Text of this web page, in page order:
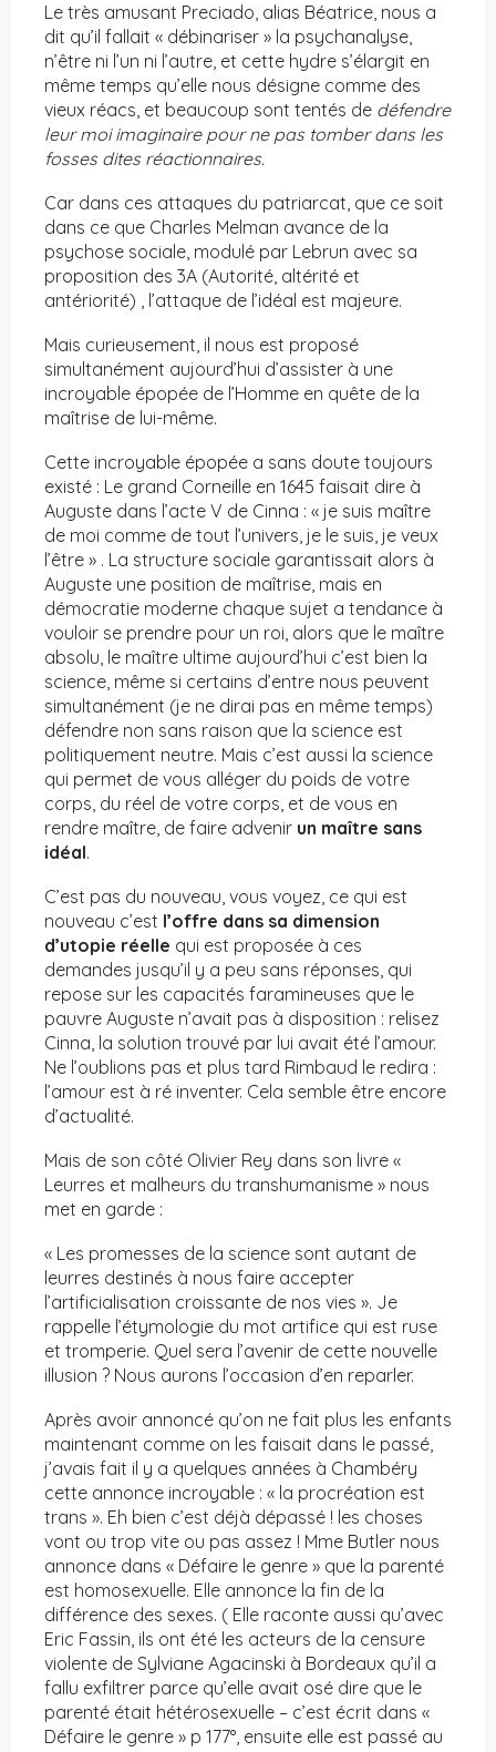
Le très amusant Preciado, alias Béatrice, nous a
dit qu’il fallait « débinariser » la psychanalyse,
n’être ni l’un ni l’autre, et cette hydre s’élargit en
même temps qu’elle nous désigne comme des
vieux réacs, et beaucoup sont tentés de défendre
leur moi imaginaire pour ne pas tomber dans les
fosses dites réactionnaires.
Car dans ces attaques du patriarcat, que ce soit
dans ce que Charles Melman avance de la
psychose sociale, modulé par Lebrun avec sa
proposition des 3A (Autorité, altérité et
antériorité) , l’attaque de l’idéal est majeure.
Mais curieusement, il nous est proposé
simultanément aujourd’hui d’assister à une
incroyable épopée de l’Homme en quête de la
maîtrise de lui-même.
Cette incroyable épopée a sans doute toujours
existé : Le grand Corneille en 1645 faisait dire à
Auguste dans l’acte V de Cinna : « je suis maître
de moi comme de tout l’univers, je le suis, je veux
l’être » . La structure sociale garantissait alors à
Auguste une position de maîtrise, mais en
démocratie moderne chaque sujet a tendance à
vouloir se prendre pour un roi, alors que le maître
absolu, le maître ultime aujourd’hui c’est bien la
science, même si certains d’entre nous peuvent
simultanément (je ne dirai pas en même temps)
défendre non sans raison que la science est
politiquement neutre. Mais c’est aussi la science
qui permet de vous alléger du poids de votre
corps, du réel de votre corps, et de vous en
rendre maître, de faire advenir un maître sans
idéal.
C’est pas du nouveau, vous voyez, ce qui est
nouveau c’est l’offre dans sa dimension
d’utopie réelle qui est proposée à ces
demandes jusqu’il y a peu sans réponses, qui
repose sur les capacités faramineuses que le
pauvre Auguste n’avait pas à disposition : relisez
Cinna, la solution trouvé par lui avait été l’amour.
Ne l’oublions pas et plus tard Rimbaud le redira :
l’amour est à ré inventer. Cela semble être encore
d’actualité.
Mais de son côté Olivier Rey dans son livre «
Leurres et malheurs du transhumanisme » nous
met en garde :
« Les promesses de la science sont autant de
leurres destinés à nous faire accepter
l’artificialisation croissante de nos vies ». Je
rappelle l’étymologie du mot artifice qui est ruse
et tromperie. Quel sera l’avenir de cette nouvelle
illusion ? Nous aurons l’occasion d’en reparler.
Après avoir annoncé qu’on ne fait plus les enfants
maintenant comme on les faisait dans le passé,
j’avais fait il y a quelques années à Chambéry
cette annonce incroyable : « la procréation est
trans ». Eh bien c’est déjà dépassé ! les choses
vont ou trop vite ou pas assez ! Mme Butler nous
annonce dans « Défaire le genre » que la parenté
est homosexuelle. Elle annonce la fin de la
différence des sexes. ( Elle raconte aussi qu’avec
Eric Fassin, ils ont été les acteurs de la censure
violente de Sylviane Agacinski à Bordeaux qu’il a
fallu exfiltrer parce qu’elle avait osé dire que le
parenté était hétérosexuelle – c’est écrit dans «
Défaire le genre » p 177°, ensuite elle est passé au